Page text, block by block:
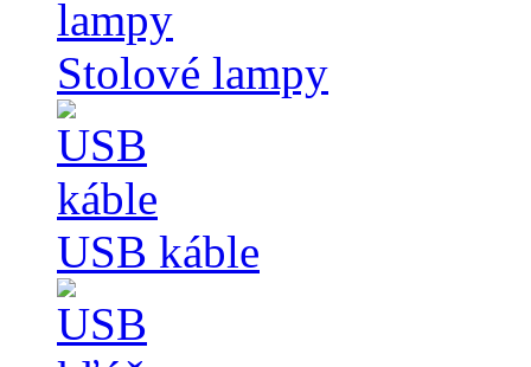
Stolové lampy
USB káble